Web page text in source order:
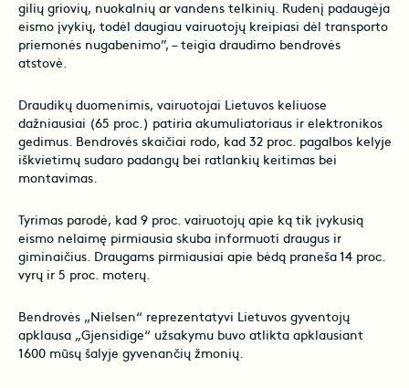
gilių griovių, nuokalnių ar vandens telkinių. Rudenį padaugėja
eismo įvykių, todėl daugiau vairuotojų kreipiasi dėl transporto
priemonės nugabenimo”, – teigia draudimo bendrovės
atstovė.
Draudikų duomenimis, vairuotojai Lietuvos keliuose
dažniausiai (65 proc.) patiria akumuliatoriaus ir elektronikos
gedimus. Bendrovės skaičiai rodo, kad 32 proc. pagalbos kelyje
iškvietimų sudaro padangų bei ratlankių keitimas bei
montavimas.
Tyrimas parodė, kad 9 proc. vairuotojų apie ką tik įvykusią
eismo nelaimę pirmiausia skuba informuoti draugus ir
giminaičius. Draugams pirmiausiai apie bėdą praneša 14 proc.
vyrų ir 5 proc. moterų.
Bendrovės „Nielsen“ reprezentatyvi Lietuvos gyventojų
apklausa „Gjensidige“ užsakymu buvo atlikta apklausiant
1600 mūsų šalyje gyvenančių žmonių.